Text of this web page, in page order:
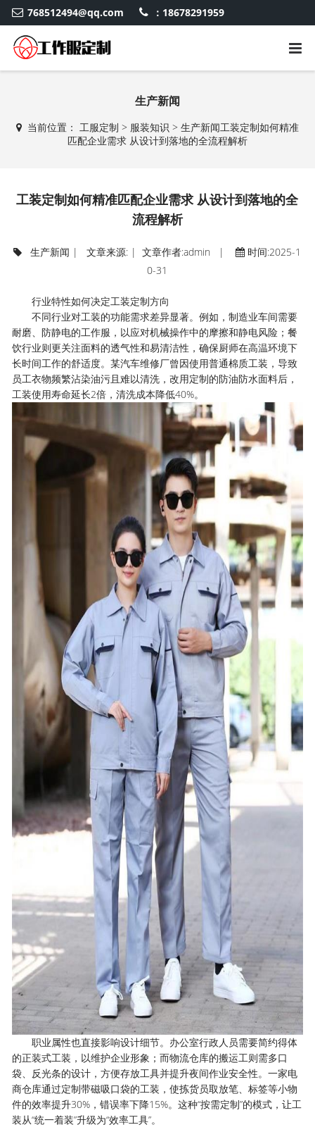
768512494@qq.com ：18678291959
生产新闻
当前位置： 工服定制 > 服装知识 > 生产新闻工装定制如何精准
匹配企业需求 从设计到落地的全流程解析
工装定制如何精准匹配企业需求 从设计到落地的全
流程解析
生产新闻 | 文章来源: | 文章作者:admin |
时间:2025-1
0-31
行业特性如何决定工装定制方向
不同行业对工装的功能需求差异显著。例如，制造业车间需要
耐磨、防静电的工作服，以应对机械操作中的摩擦和静电风险；餐
饮行业则更关注面料的透气性和易清洁性，确保厨师在高温环境下
长时间工作的舒适度。某汽车维修厂曾因使用普通棉质工装，导致
员工衣物频繁沾染油污且难以清洗，改用定制的防油防水面料后，
工装使用寿命延长2倍，清洗成本降低40%。
职业属性也直接影响设计细节。办公室行政人员需要简约得体
的正装式工装，以维护企业形象；而物流仓库的搬运工则需多口
袋、反光条的设计，方便存放工具并提升夜间作业安全性。一家电
商仓库通过定制带磁吸口袋的工装，使拣货员取放笔、标签等小物
件的效率提升30%，错误率下降15%。这种“按需定制”的模式，让工
装从“统一着装”升级为“效率工具”。